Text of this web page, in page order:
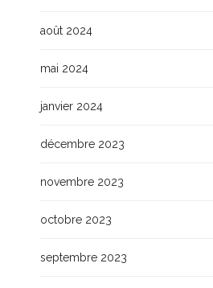
août 2024
mai 2024
janvier 2024
décembre 2023
novembre 2023
octobre 2023
septembre 2023